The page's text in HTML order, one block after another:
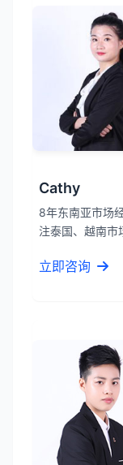
Cathy
8年东南亚市场
注泰国、越南市
立即咨询